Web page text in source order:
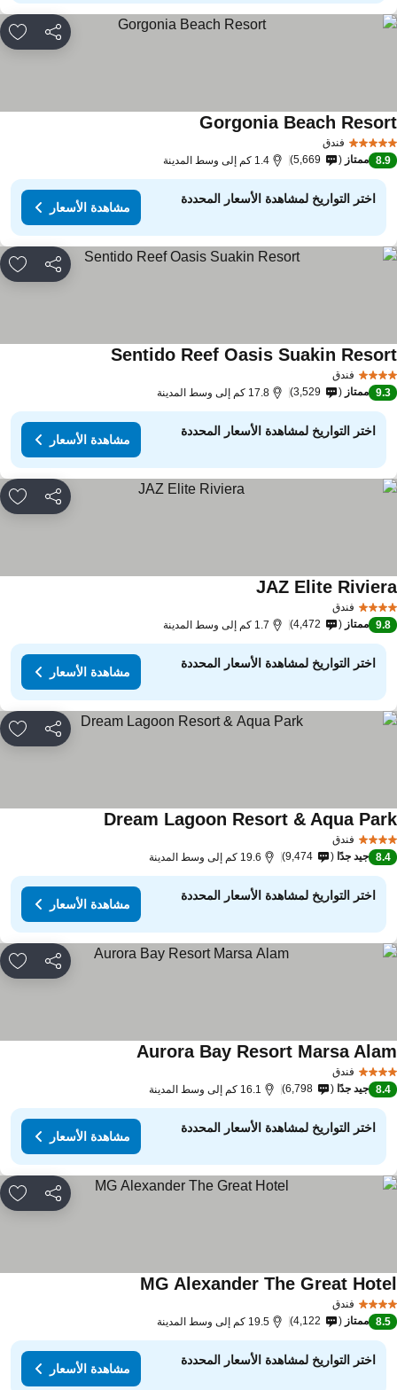
مشاركة
فندق
Gorgonia Beach
8.9 ممتاز 5,669 1.4 كم إلى وسط المدينة
اختر التواريخ لمشاهدة الأسعار المحددة
مشاهدة الأسعار
مشاركة
فندق
Sentido Reef Oasis Suakin
9.3 ممتاز 3,529 17.8 كم إلى وسط المدينة
اختر التواريخ لمشاهدة الأسعار المحددة
مشاهدة الأسعار
مشاركة
فندق
JAZ Elite
9.8 ممتاز 4,472 1.7 كم إلى وسط المدينة
اختر التواريخ لمشاهدة الأسعار المحددة
مشاهدة الأسعار
مشاركة
فندق
Dream Lagoon Resort & Aqua
8.4 جيد جدًا 9,474 19.6 كم إلى وسط المدينة
اختر التواريخ لمشاهدة الأسعار المحددة
مشاهدة الأسعار
مشاركة
فندق
Aurora Bay Resort Marsa
8.4 جيد جدًا 6,798 16.1 كم إلى وسط المدينة
اختر التواريخ لمشاهدة الأسعار المحددة
مشاهدة الأسعار
مشاركة
فندق
MG Alexander The Great
8.5 ممتاز 4,122 19.5 كم إلى وسط المدينة
اختر التواريخ لمشاهدة الأسعار المحددة
مشاهدة الأسعار